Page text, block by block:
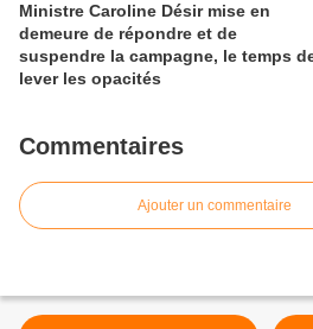
Ministre Caroline Désir mise en
demeure de répondre et de
suspendre la campagne, le temps
lever les opacités
Commentaires
Ajouter un commentaire